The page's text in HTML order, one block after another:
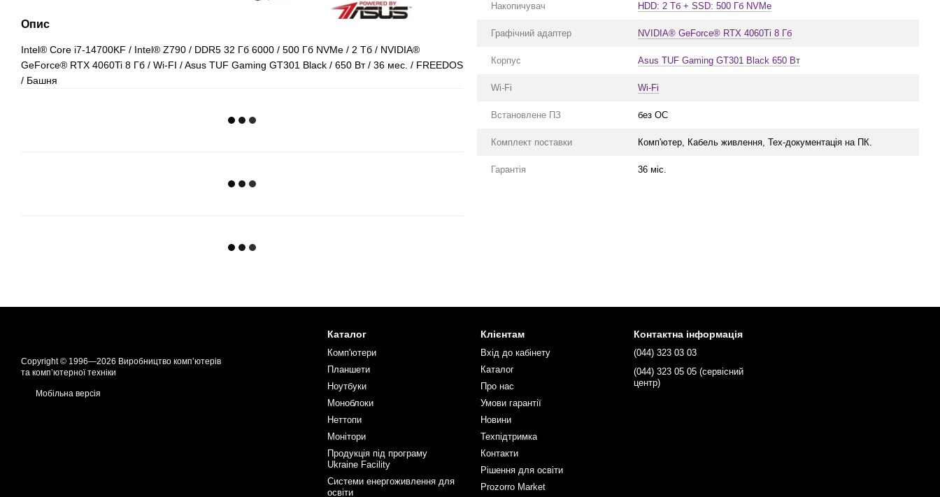
Опис
Intel® Core i7-14700KF / Intel® Z790 / DDR5 32 Гб 6000 / 500 Гб NVMe / 2 Тб / NVIDIA®
GeForce® RTX 4060Ti 8 Гб / Wi-FI / Asus TUF Gaming GT301 Black / 650 Вт / 36 мес. / FREEDOS
/ Башня
Накопичувач HDD: 2 Тб + SSD: 500 Гб NVMe
Графічний адаптер NVIDIA® GeForce® RTX 4060Ti 8 Гб
Корпус Asus TUF Gaming GT301 Black 650 Вт
Wi-Fi Wi-Fi
Встановлене ПЗ без ОС
Комплект поставки Комп'ютер, Кабель живлення, Тех-документація на ПК.
Гарантія 36 міс.
Copyright © 1996—2026 Виробництво компʼютерів
та компʼютерної техніки
Мобільна версія
Каталог
Комп'ютери
Планшети
Ноутбуки
Моноблоки
Неттопи
Монітори
Продукція під програму
Ukraine Facility
Системи енергоживлення для
освіти
Клієнтам
Вхід до кабінету
Каталог
Про нас
Умови гарантії
Новини
Техпідтримка
Контакти
Рішення для освіти
Prozorro Market
Контактна інформація
(044) 323 03 03
(044) 323 05 05 (сервісний
центр)